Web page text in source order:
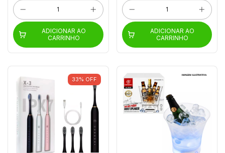
ADICIONAR AO
CARRINHO
ADICIONAR AO
CARRINHO
33% OFF